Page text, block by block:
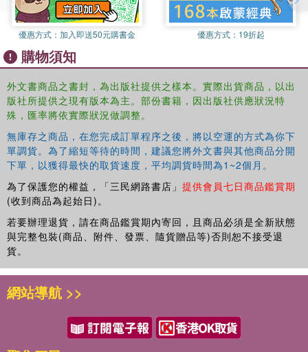
their analysis, the authors unpack the complexities of
cultural representation and identity in heritage design
practice, and investigates the relationship between
capacity building and agency in cultural heritage
management.
Situating the project within international trends in
museology, Museum Development and Cultural
Representationoffers a valuable case example of a
heritage-making process in an indigenous community. It
will be of interest to scholars and students studying
cultural representation, as well as communities and
museum professionals looking to develop similar projects.
優惠方式： 加入即送50元購書金 優惠方式： 19折起
購物須知
外文書商品之書封，為出版社提供之樣本。實際出貨商品，以出
版社所提供之現有版本為主。部份書籍，因出版社供應狀況特
殊，匯率將依實際狀況做調整。
無庫存之商品，在您完成訂單程序之後，將以空運的方式為你下
單調貨。為了縮短等待的時間，建議您將外文書與其他商品分開
下單，以獲得最快的取貨速度，平均調貨時間為1~2個月。
為了保護您的權益，「三民網路書店」 提供會員七日商品鑑賞期
(收到商品為起始日)。
若要辦理退貨，請在商品鑑賞期內寄回，且商品必須是全新狀態
與完整包裝(商品、附件、發票、隨貨贈品等)否則恕不接受退
貨。
網站導航 >>